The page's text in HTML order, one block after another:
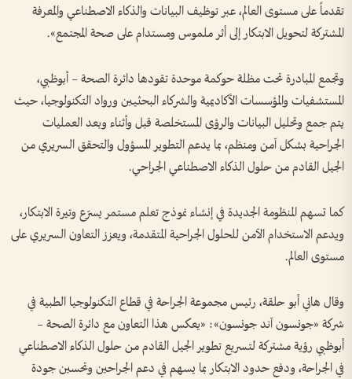
تقدماً على مستوى العالم، عبر توظيف البيانات والذكاء الاصطناعي والمعرفة
المشتركة لتحويل الابتكار إلى أثر ملموس ومستدام على صحة المجتمع».
وتجمع المبادرة تحت مظلة حوكمة موحدة تقودها دائرة الصحة – أبوظبي،
المستشفيات والمؤسسات الأكاديمية والشركاء البحثيين ورواد التكنولوجيا، حيث
يتم جمع وتحليل البيانات والرؤى المستخلصة قبل وأثناء وبعد العمليات
الجراحية بشكل آمن ومنظم، بما يدعم التطوير المسؤول والتحقق السريري من
الجيل القادم من حلول الذكاء الاصطناعي الجراحي.
كما تسهم المنظومة الجديدة في إنشاء نموذج تعلم مستمر يسرّع وتيرة الابتكار،
ويدعم الاستخدام الآمن للحلول الجراحية المتقدمة، ويعزز التعاون السريري على
مستوى العالم.
وقال هاني أبو حلقة، رئيس مجموعة الجراحة في قطاع التكنولوجيا الطبية في
شركة «جونسون آند جونسون»: «يعكس هذا التعاون مع دائرة الصحة –
أبوظبي رؤية مشتركة لتسريع تطوير الجيل القادم من حلول الذكاء الاصطناعي
في الجراحة، ودفع حدود الابتكار بما يسهم في دعم الجراحين وتحسين جودة